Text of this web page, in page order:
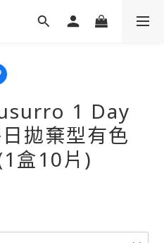
1 Day
拋棄型有色
盒10片)